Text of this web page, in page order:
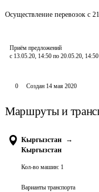
Осуществление перевозок с
Приём предложений
с 13.05.20, 14:50 по 20.05.20, 14:50
0 Создан 14 мая 2020
Маршруты и
Кыргызстан
→
Кыргызстан
Кол-во машин: 1
Варианты транспорта